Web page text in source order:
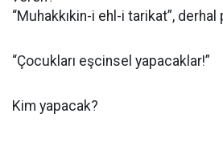
“Muhakkıkin-i ehl-i tarikat”, derhal
“Çocukları eşcinsel yapacaklar!”
Kim yapacak?